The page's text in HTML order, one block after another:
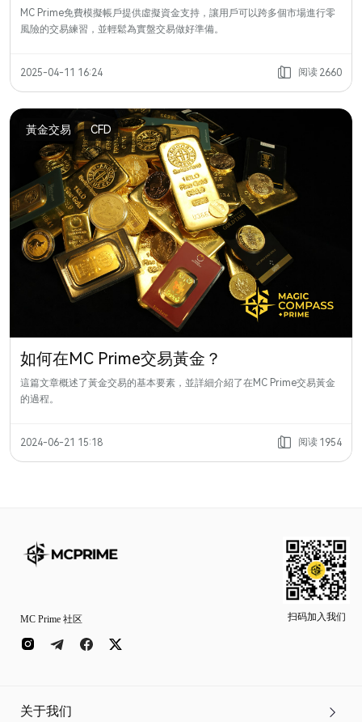
MC Prime免費模擬帳戶提供虛擬資金支持，讓用戶可以跨多個市場進行零
風險的交易練習，並輕鬆為實盤交易做好準備。
2025-04-11 16:24 阅读 2660
黃金交易 CFD
如何在MC Prime交易黃金？
這篇文章概述了黃金交易的基本要素，並詳細介紹了在MC Prime交易黃金
的過程。
2024-06-21 15:18 阅读 1954
MC Prime 社区 扫码加入我们
关于我们